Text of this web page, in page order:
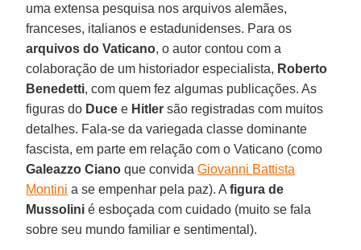
uma extensa pesquisa nos arquivos alemães,
franceses, italianos e estadunidenses. Para os
arquivos do Vaticano, o autor contou com a
colaboração de um historiador especialista, Roberto
Benedetti, com quem fez algumas publicações. As
figuras do Duce e Hitler são registradas com muitos
detalhes. Fala-se da variegada classe dominante
fascista, em parte em relação com o Vaticano (como
Galeazzo Ciano que convidaGiovanni Battista
Montini a se empenhar pela paz). Afigura de
Mussolini é esboçada com cuidado (muito se fala
sobre seu mundo familiar e sentimental).